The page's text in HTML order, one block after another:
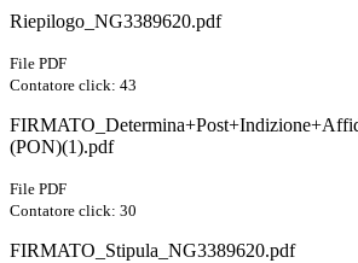
Riepilogo_NG3389620.pdf
File PDF
Contatore click: 43
(PON)(1).pdf
File PDF
Contatore click: 30
FIRMATO_Stipula_NG3389620.pdf